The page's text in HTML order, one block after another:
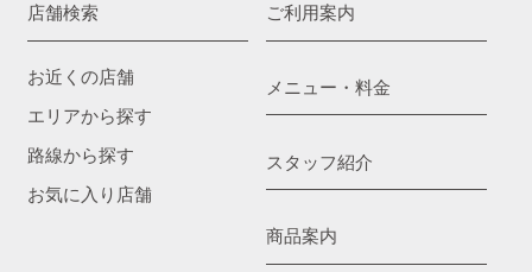
店舗検索
お近くの店舗
エリアから探す
路線から探す
お気に入り店舗
ご利用案内
メニュー・料金
スタッフ紹介
商品案内